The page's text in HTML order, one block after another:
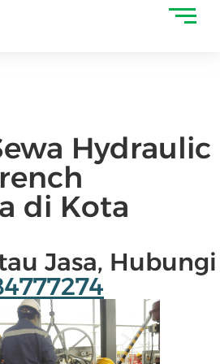
Hydraulic
di Kota
Jasa, Hubungi